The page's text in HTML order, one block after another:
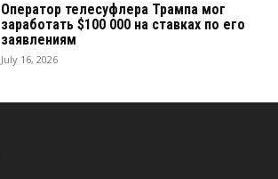
Оператор телесуфлера Трампа мог
заработать $100 000 на ставках по его
заявлениям
July 16, 2026